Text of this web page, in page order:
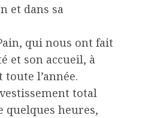
et dans sa
qui nous ont fait
et son accueil, à
l’année.
total
quelques heures,